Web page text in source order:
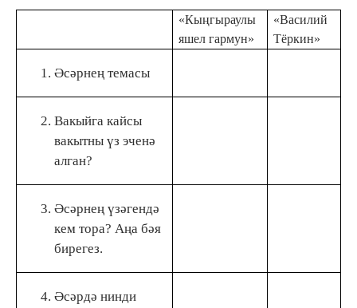
«Кыңгыраулы
яшел гармун»
«Василий
Тёркин»
Әсәрнең темасы
Вакыйга кайсы
вакытны үз эченә
алган?
Әсәрнең үзәгендә
кем тора? Аңа бәя
бирегез.
Әсәрдә нинди